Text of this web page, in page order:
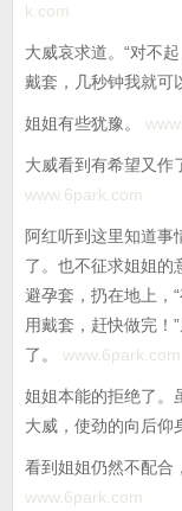
k.com
大威哀求道。“对不
戴套，几秒钟我就可
姐姐有些犹豫。
大威看到有希望又作
www.6park.com
阿红听到这里知道事
了。也不征求姐姐的
避孕套，扔在地上，
用戴套，赶快做完！
了。
www.6park.com
姐姐本能的拒绝了。
大威，使劲的向后仰
看到姐姐仍然不配合
www.6park.com